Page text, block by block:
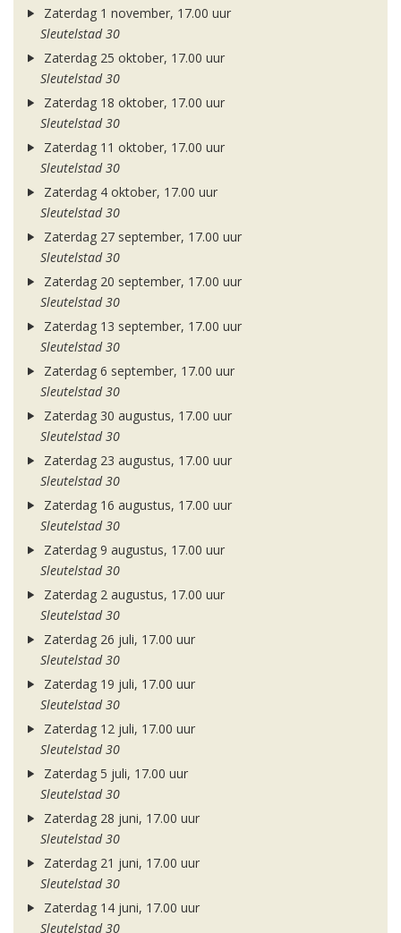
Zaterdag 1 november, 17.00 uur
Sleutelstad 30
Zaterdag 25 oktober, 17.00 uur
Sleutelstad 30
Zaterdag 18 oktober, 17.00 uur
Sleutelstad 30
Zaterdag 11 oktober, 17.00 uur
Sleutelstad 30
Zaterdag 4 oktober, 17.00 uur
Sleutelstad 30
Zaterdag 27 september, 17.00 uur
Sleutelstad 30
Zaterdag 20 september, 17.00 uur
Sleutelstad 30
Zaterdag 13 september, 17.00 uur
Sleutelstad 30
Zaterdag 6 september, 17.00 uur
Sleutelstad 30
Zaterdag 30 augustus, 17.00 uur
Sleutelstad 30
Zaterdag 23 augustus, 17.00 uur
Sleutelstad 30
Zaterdag 16 augustus, 17.00 uur
Sleutelstad 30
Zaterdag 9 augustus, 17.00 uur
Sleutelstad 30
Zaterdag 2 augustus, 17.00 uur
Sleutelstad 30
Zaterdag 26 juli, 17.00 uur
Sleutelstad 30
Zaterdag 19 juli, 17.00 uur
Sleutelstad 30
Zaterdag 12 juli, 17.00 uur
Sleutelstad 30
Zaterdag 5 juli, 17.00 uur
Sleutelstad 30
Zaterdag 28 juni, 17.00 uur
Sleutelstad 30
Zaterdag 21 juni, 17.00 uur
Sleutelstad 30
Zaterdag 14 juni, 17.00 uur
Sleutelstad 30